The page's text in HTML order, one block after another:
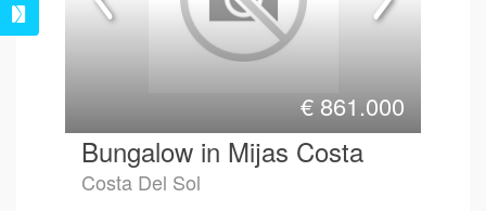
€ 861.000
Bungalow in Mijas Costa
Costa Del Sol